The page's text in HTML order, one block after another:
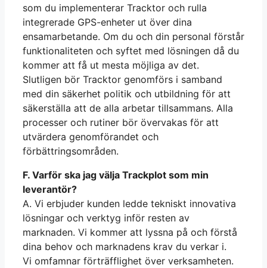
som du implementerar Tracktor och rulla
integrerade GPS-enheter ut över dina
ensamarbetande. Om du och din personal förstår
funktionaliteten och syftet med lösningen då du
kommer att få ut mesta möjliga av det.
Slutligen bör Tracktor genomförs i samband
med din säkerhet politik och utbildning för att
säkerställa att de alla arbetar tillsammans. Alla
processer och rutiner bör övervakas för att
utvärdera genomförandet och
förbättringsområden.
F. Varför ska jag välja Trackplot som min
leverantör?
A. Vi erbjuder kunden ledde tekniskt innovativa
lösningar och verktyg inför resten av
marknaden. Vi kommer att lyssna på och förstå
dina behov och marknadens krav du verkar i.
Vi omfamnar förträfflighet över verksamheten.